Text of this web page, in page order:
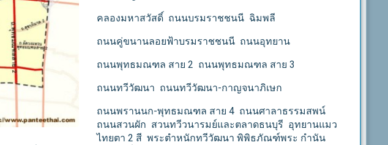
คลองมหาสวัสดิ์ ถนนบรมราชชนนี ฉิมพลี
ถนนคู่ขนานลอยฟ้าบรมราชชนนี ถนนอุทยาน
ถนนพุทธมณฑล สาย 2 ถนนพุทธมณฑล สาย 3
ถนนทวีวัฒนา ถนนทวีวัฒนา-กาญจนาภิเษก
ถนนพรานนก-พุทธมณฑล สาย 4 ถนนศาลาธรรมสพน์
ถนนสวนผัก สวนทวีวนารมย์และตลาดธนบุรี อุทยานแมว
ไทยตา 2 สี พระตำหนักทวีวัฒนา พิพิธภัณฑ์พระ กำนัน